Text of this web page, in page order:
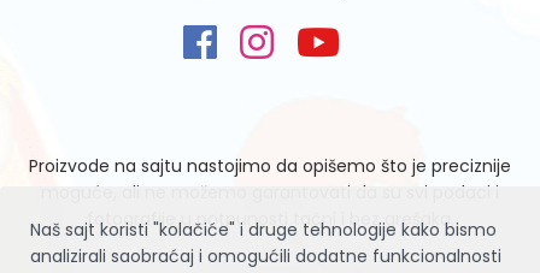
Naš sajt koristi "kolačiće" i druge tehnologije kako bismo
analizirali saobraćaj i omogućili dodatne funkcionalnosti
Proizvode na sajtu nastojimo da opišemo što je preciznije
moguće, ali ne možemo garantovati da su svi podaci i
fotografije u potpunosti tačni i bez grešaka.